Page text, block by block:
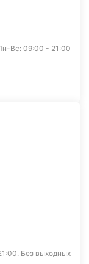
Вс: 09:00 - 21:00
Без выходных